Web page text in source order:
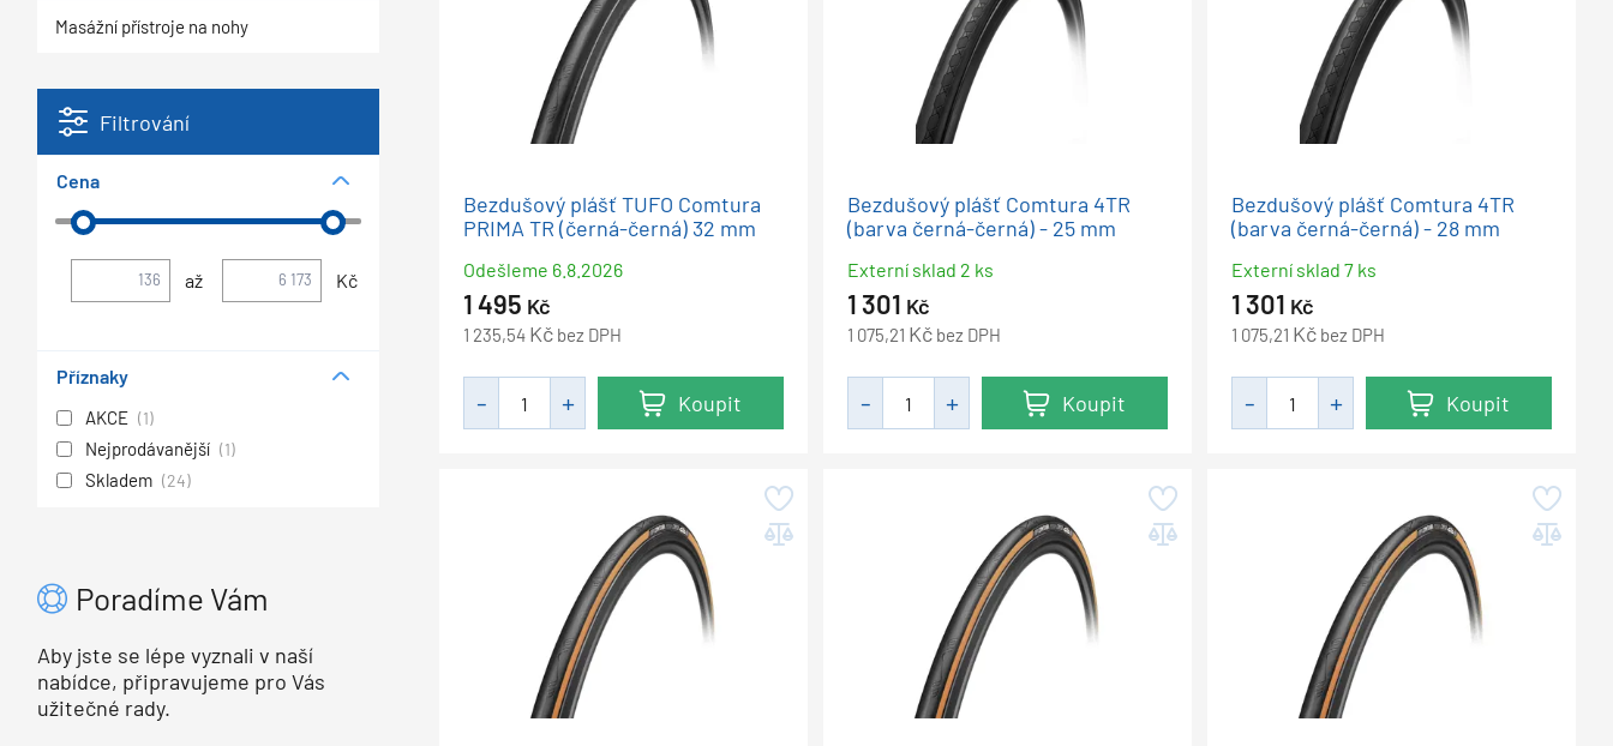
Masážní přístroje na nohy
Filtrování
Cena
až Kč
Příznaky
AKCE (1)
Nejprodávanější (1)
Skladem (24)
Poradíme Vám
Aby jste se lépe vyznali v naší
nabídce, připravujeme pro Vás
užitečné rady.
Bezdušový plášť TUFO Comtura
PRIMA TR (černá-černá) 32 mm
Odešleme 6.8.2026
1 495 Kč
1 235,54 Kč bez DPH
Koupit
Bezdušový plášť Comtura 4TR
(barva černá-černá) - 25 mm
Externí sklad 2 ks
1 301 Kč
1 075,21 Kč bez DPH
Koupit
Bezdušový plášť Comtura 4TR
(barva černá-černá) - 28 mm
Externí sklad 7 ks
1 301 Kč
1 075,21 Kč bez DPH
Koupit